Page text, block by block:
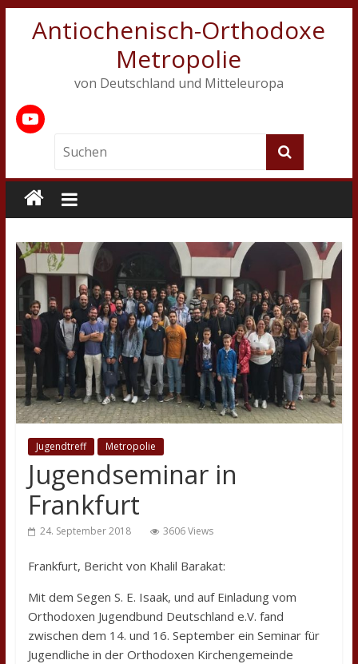
Antiochenisch-Orthodoxe
Metropolie
von Deutschland und Mitteleuropa
Jugendtreff Metropolie
Jugendseminar in
Frankfurt
24. September 2018 3606 Views
Frankfurt, Bericht von Khalil Barakat:
Mit dem Segen S. E. Isaak, und auf Einladung vom
Orthodoxen Jugendbund Deutschland e.V. fand
zwischen dem 14. und 16. September ein Seminar für
Jugendliche in der Orthodoxen Kirchengemeinde